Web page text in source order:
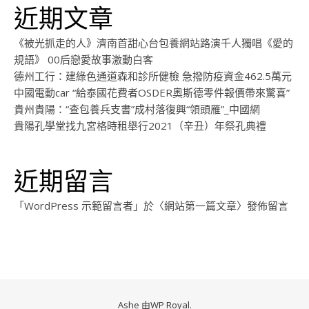
近期文章
《被光抓走的人》濟南首甜心台包養網站路演千人獨唱《愛的
規語》 00后戀愛故事激動白客
德州工行：建綠色通道森和診所健檢 急撥防疫資金462.5萬元
中國電動car “給泰國花費者OSDER奧斯德零件報價帶來驚喜”
貴州貴陽：“查包養兵支書”成村落復興“領頭雁”_中國網
貴陽孔學堂找九宮格時租舉行2021（辛丑）年祭孔典禮
近期留言
「WordPress 示範留言者 」於〈網站第一篇文章〉發佈留言
Ashe 由WP Royal.